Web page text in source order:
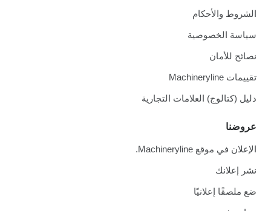
الشروط والأحكام
سياسة الخصوصية
نصائح للأمان
تقييمات Machineryline
دليل (كتالوج) العلامات التجارية
عروضنا
الإعلان في موقع Machineryline.
نشر إعلانك
ضع ملصقًا إعلانيًا